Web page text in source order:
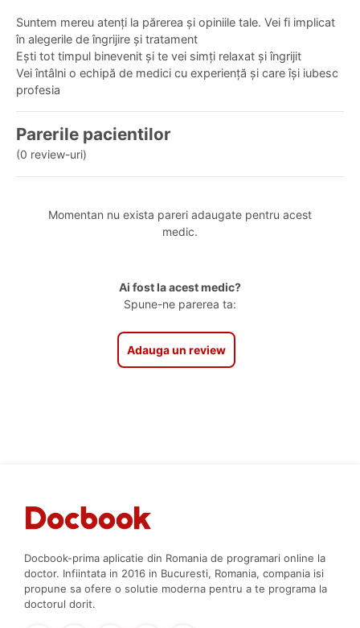
Suntem mereu atenți la părerea și opiniile tale. Vei fi implicat
în alegerile de îngrijire și tratament
Ești tot timpul binevenit și te vei simți relaxat și îngrijit
Vei întâlni o echipă de medici cu experiență și care își iubesc
profesia
Parerile pacientilor
(0 review-uri)
Momentan nu exista pareri adaugate pentru acest
medic.
Ai fost la acest medic?
Spune-ne parerea ta:
Adauga un review
Docbook-prima aplicatie din Romania de programari online la
doctor. Infiintata in 2016 in Bucuresti, Romania, compania isi
propune sa ofere o solutie moderna pentru a te programa la
doctorul dorit.